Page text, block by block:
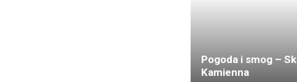
Pogoda i smog –
Kamienna